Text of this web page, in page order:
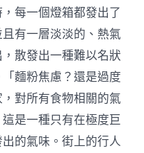
每一個燈箱都發出了
有一層淡淡的、熱氣
散發出一種難以名狀
麵粉焦慮？還是過度
對所有食物相關的氣
是一種只有在極度巨
的氣味。街上的行人